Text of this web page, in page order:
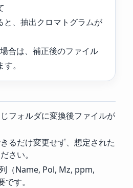
、抽出クロマトグラムが
合は、補正後のファイル
。
フォルダに変換後ファイルが
るだけ変更せず、想定された
さい。
（Name, Pol, Mz, ppm,
す。